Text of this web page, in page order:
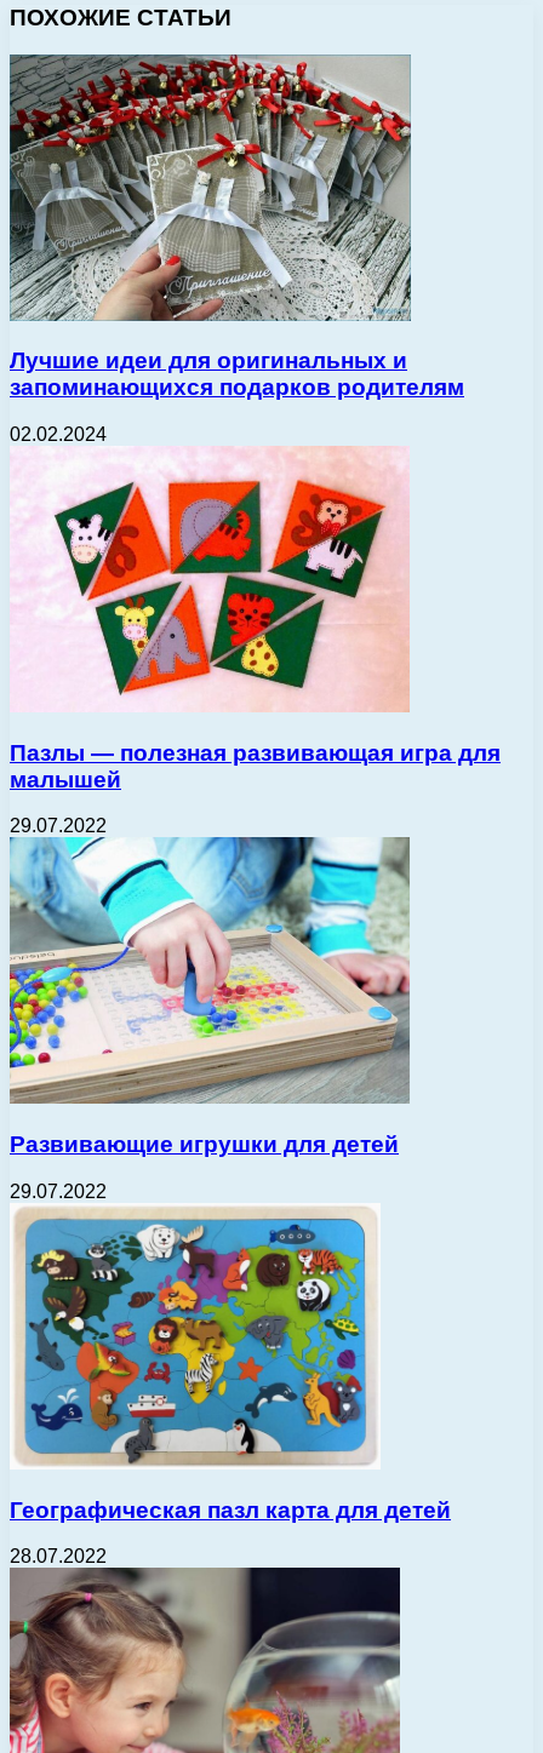
ПОХОЖИЕ СТАТЬИ
Лучшие идеи для оригинальных и
запоминающихся подарков родителям
02.02.2024
Пазлы — полезная развивающая игра для
малышей
29.07.2022
Развивающие игрушки для детей
29.07.2022
Географическая пазл карта для детей
28.07.2022